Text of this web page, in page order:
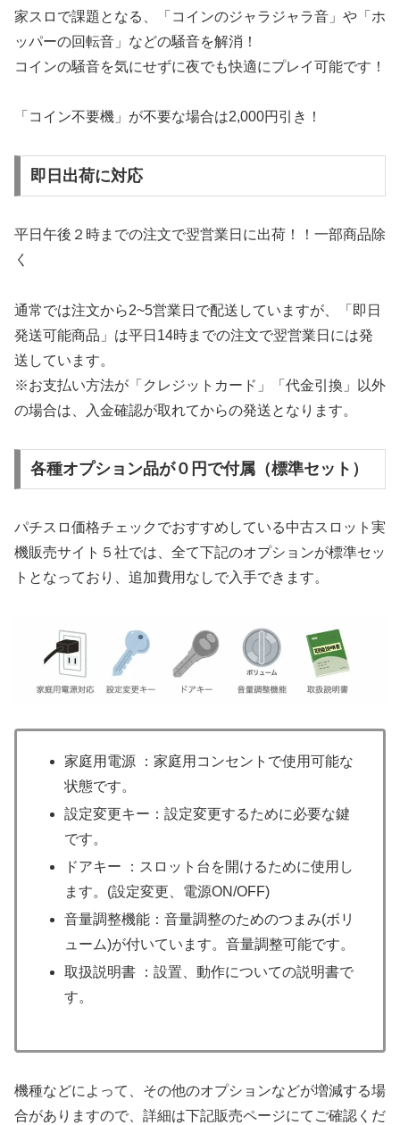
家スロで課題となる、「コインのジャラジャラ音」や「ホ
ッパーの回転音」などの騒音を解消！
コインの騒音を気にせずに夜でも快適にプレイ可能です！
「コイン不要機」が不要な場合は2,000円引き！
即日出荷に対応
平日午後２時までの注文で翌営業日に出荷！！一部商品除
く
通常では注文から2~5営業日で配送していますが、「即日
発送可能商品」は平日14時までの注文で翌営業日には発
送しています。
※お支払い方法が「クレジットカード」「代金引換」以外
の場合は、入金確認が取れてからの発送となります。
各種オプション品が０円で付属（標準セット）
パチスロ価格チェックでおすすめしている中古スロット実
機販売サイト５社では、全て下記のオプションが標準セッ
トとなっており、追加費用なしで入手できます。
家庭用電源 ：家庭用コンセントで使用可能な
状態です。
設定変更キー：設定変更するために必要な鍵
です。
ドアキー ：スロット台を開けるために使用し
ます。(設定変更、電源ON/OFF)
音量調整機能：音量調整のためのつまみ(ボリ
ューム)が付いています。音量調整可能です。
取扱説明書 ：設置、動作についての説明書で
す。
機種などによって、その他のオプションなどが増減する場
合がありますので、詳細は下記販売ページにてご確認くだ